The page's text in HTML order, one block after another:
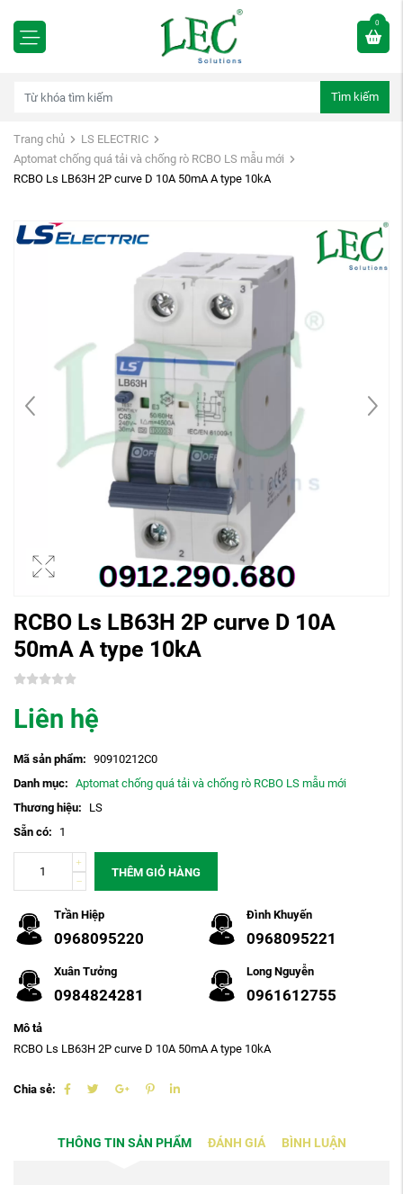
0
Tìm kiếm
Trang chủ
LS ELECTRIC
Aptomat chống quá tải và chống rò RCBO LS mẫu mới
RCBO Ls LB63H 2P curve D 10A 50mA A type 10kA
RCBO Ls LB63H 2P curve D 10A
50mA A type 10kA
Liên hệ
Mã sản phẩm: 90910212C0
Danh mục: Aptomat chống quá tải và chống rò RCBO LS mẫu mới
Thương hiệu:
LS
Sẵn có:
1
THÊM GIỎ HÀNG
Trần Hiệp
0968095220
Đình Khuyến
0968095221
Xuân Tưởng
0984824281
Long Nguyễn
0961612755
Mô tả
RCBO Ls LB63H 2P curve D 10A 50mA A type 10kA
Chia sẻ:
THÔNG TIN SẢN PHẨM ĐÁNH GIÁ BÌNH LUẬN